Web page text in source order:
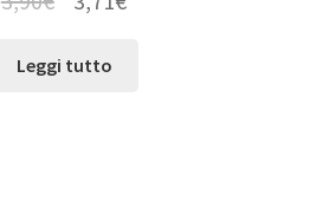
Leggi tutto